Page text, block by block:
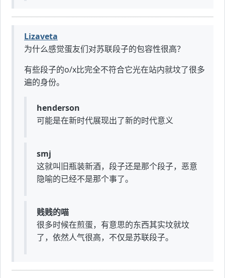
Lizaveta
为什么感觉蛋友们对苏联段子的包容性很高？
有些段子的o/x比完全不符合它光在站内就坟了很多
遍的身份。
henderson
可能是在新时代展现出了新的时代意义
smj
这就叫旧瓶装新酒，段子还是那个段子，恶意
隐喻的已经不是那个事了。
贱贱的喵
很多时候在煎蛋，有意思的东西其实坟就坟
了，依然人气很高，不仅是苏联段子。